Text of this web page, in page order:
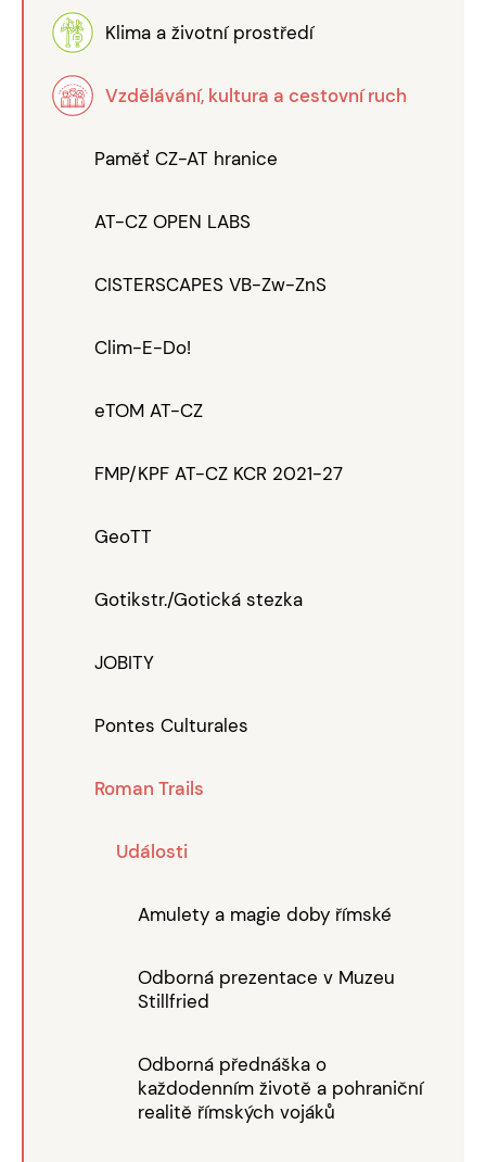
Klima a životní prostředí
Vzdělávání, kultura a cestovní ruch
Paměť CZ-AT hranice
AT-CZ OPEN LABS
CISTERSCAPES VB-Zw-ZnS
Clim-E-Do!
eTOM AT-CZ
FMP/KPF AT-CZ KCR 2021-27
GeoTT
Gotikstr./Gotická stezka
JOBITY
Pontes Culturales
Roman Trails
Události
Amulety a magie doby římské
Odborná prezentace v Muzeu
Stillfried
Odborná přednáška o
každodenním životě a pohraniční
realitě římských vojáků